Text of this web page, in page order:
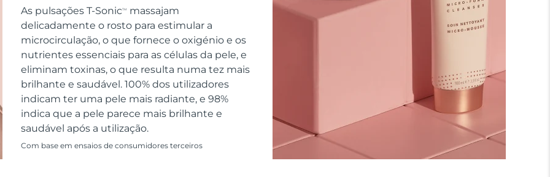
As pulsações T-SonicTM
massajam
delicadamente o rosto para estimular a
microcirculação, o que fornece o oxigénio e os
nutrientes essenciais para as células da pele, e
eliminam toxinas, o que resulta numa tez mais
brilhante e saudável. 100% dos utilizadores
indicam ter uma pele mais radiante, e 98%
indica que a pele parece mais brilhante e
saudável após a utilização.
Com base em ensaios de consumidores terceiros